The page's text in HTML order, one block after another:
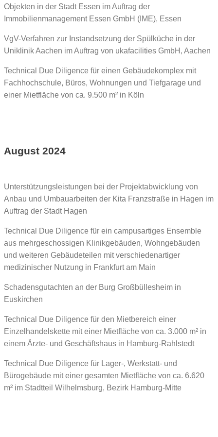
Objekten in der Stadt Essen im Auftrag der
Immobilienmanagement Essen GmbH (IME), Essen
VgV-Verfahren zur Instandsetzung der Spülküche in der
Uniklinik Aachen im Auftrag von ukafacilities GmbH, Aachen
Technical Due Diligence für einen Gebäudekomplex mit
Fachhochschule, Büros, Wohnungen und Tiefgarage und
einer Mietfläche von ca. 9.500 m² in Köln
August 2024
Unterstützungsleistungen bei der Projektabwicklung von
Anbau und Umbauarbeiten der Kita Franzstraße in Hagen im
Auftrag der Stadt Hagen
Technical Due Diligence für ein campusartiges Ensemble
aus mehrgeschossigen Klinikgebäuden, Wohngebäuden
und weiteren Gebäudeteilen mit verschiedenartiger
medizinischer Nutzung in Frankfurt am Main
Schadensgutachten an der Burg Großbüllesheim in
Euskirchen
Technical Due Diligence für den Mietbereich einer
Einzelhandelskette mit einer Mietfläche von ca. 3.000 m² in
einem Ärzte- und Geschäftshaus in Hamburg-Rahlstedt
Technical Due Diligence für Lager-, Werkstatt- und
Bürogebäude mit einer gesamten Mietfläche von ca. 6.620
m² im Stadtteil Wilhelmsburg, Bezirk Hamburg-Mitte